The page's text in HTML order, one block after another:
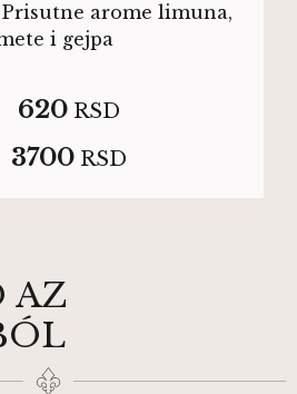
Prisutne arome limuna,
i gejpa
620RSD
3700RSD
AZ